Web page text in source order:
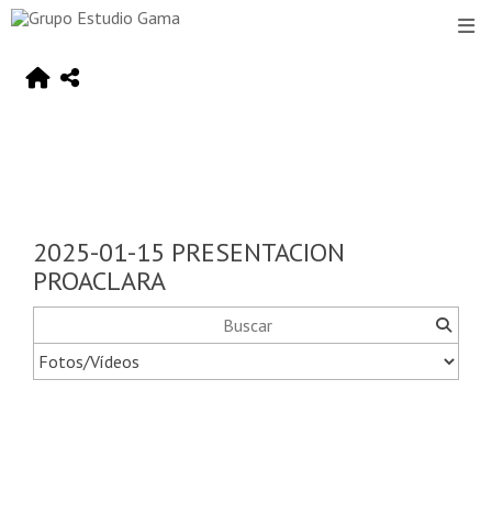
2025-01-15 PRESENTACION
PROACLARA